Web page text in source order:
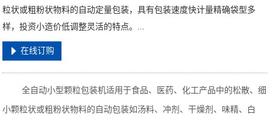
粒状或粗粉状物料的自动定量包装，具有包装速度快计量精确袋型多
样，投资小造价低调整灵活的特点。...
在线订购
全自动小型颗粒包装机适用于食品、医药、化工产品中的松散、细
小颗粒状或粗粉状物料的自动包装如汤料、冲剂、干燥剂、味精、白